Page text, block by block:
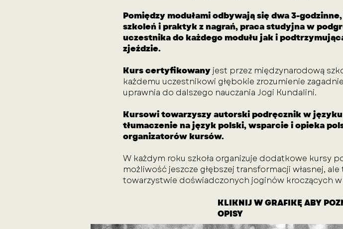
Pomiędzy modułami odbywają się dwa 3-
szkoleń i praktyk z nagrań, praca studyjna w
uczestnika do każdego modułu jak i
zjeździe.
Kurs certyfikowany jest przez międzynarodową
każdemu uczestnikowi głębokie zrozumienie
uprawnia do dalszego nauczania Jogi Kundalini.
Kursowi towarzyszy autorski podręcznik w
tłumaczenie na język polski, wsparcie i opieka
organizatorów kursów.
W każdym roku szkoła organizuje dodatkowe kursy
możliwość jeszcze głębszej transformacji własnej,
towarzystwie doświadczonych joginów kroczących w
KLIKNIJ W GRAFIKĘ ABY
OPISY